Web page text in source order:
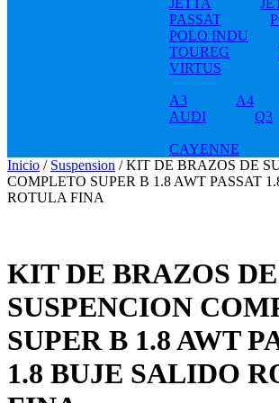
JETTA
PASSAT
POLO INDU
TOUREG
VIRTUS
A3 A4
AUDI
Q3
CAYENNE
Inicio / Suspension / KIT DE BRAZOS DE
COMPLETO SUPER B 1.8 AWT PASSAT
ROTULA FINA
KIT DE BRAZOS DE
SUSPENCION
SUPER B 1.8 AWT
1.8 BUJE SALIDO